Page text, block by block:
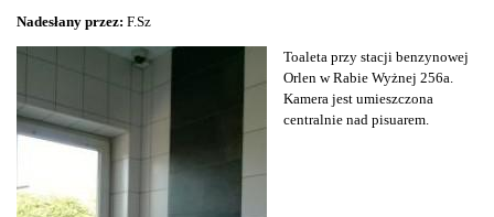
Nadesłany przez: F.Sz
Toaleta przy stacji benzynowej
Orlen w Rabie Wyżnej 256a.
Kamera jest umieszczona
centralnie nad pisuarem.